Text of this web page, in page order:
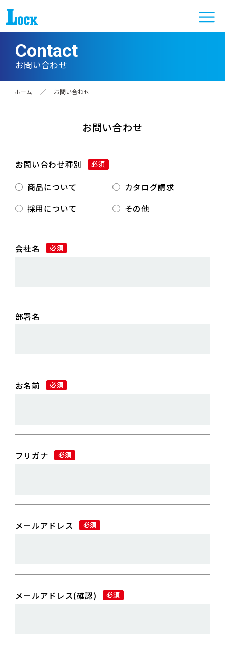
Contact
お問い合わせ
ホーム ／ お問い合わせ
お問い合わせ
お問い合わせ種別 必須
商品について
カタログ請求
採用について
その他
会社名 必須
部署名
お名前 必須
フリガナ 必須
メールアドレス 必須
メールアドレス(確認) 必須